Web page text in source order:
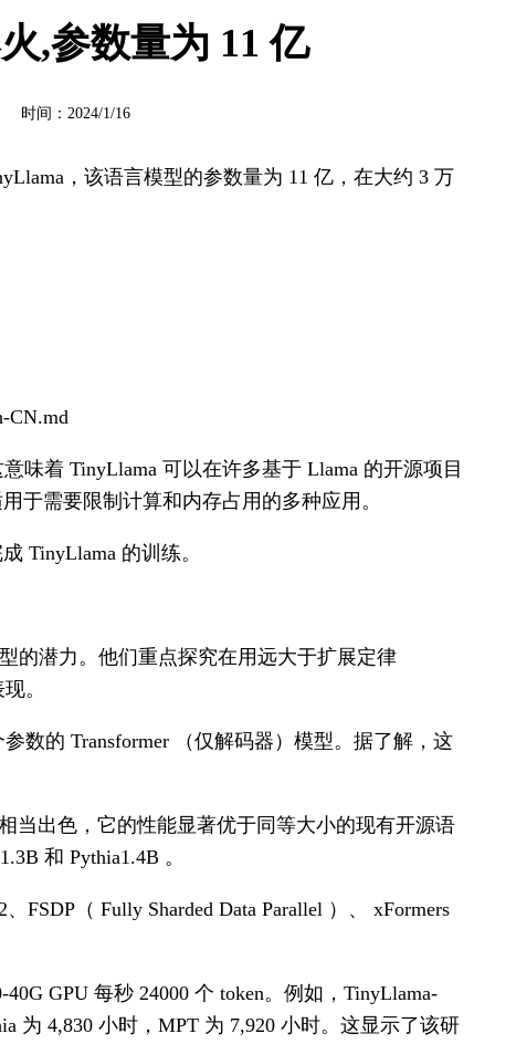
,参数量为 11 亿
间：2024/1/16
，该语言模型的参数量为 11 亿，在大约 3 万
CN.md
味着 TinyLlama 可以在许多基于 Llama 的开源项目
于需要限制计算和内存占用的多种应用。
TinyLlama 的训练。
的潜力。他们重点探究在用远大于扩展定律
。
数的 Transformer （仅解码器）模型。据了解，这
当出色，它的性能显著优于同等大小的现有开源语
和 Pythia1.4B 。
FSDP（ Fully Sharded Data Parallel ）、 xFormers
GPU 每秒 24000 个 token。例如，TinyLlama-
为 4,830 小时，MPT 为 7,920 小时。这显示了该研